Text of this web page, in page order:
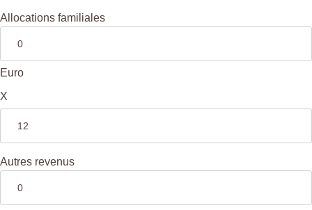
Allocations familiales
Euro
X
Autres revenus